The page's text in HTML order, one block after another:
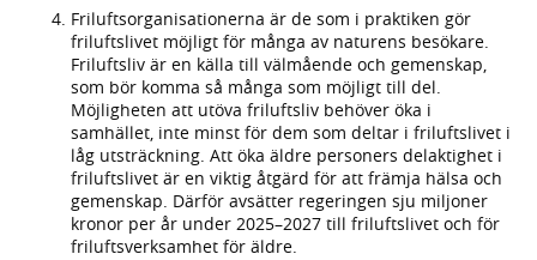
Friluftsorganisationerna är de som i praktiken gör
friluftslivet möjligt för många av naturens besökare.
Friluftsliv är en källa till välmående och gemenskap,
som bör komma så många som möjligt till del.
Möjligheten att utöva friluftsliv behöver öka i
samhället, inte minst för dem som deltar i friluftslivet i
låg utsträckning. Att öka äldre personers delaktighet i
friluftslivet är en viktig åtgärd för att främja hälsa och
gemenskap. Därför avsätter regeringen sju miljoner
kronor per år under 2025–2027 till friluftslivet och för
friluftsverksamhet för äldre.